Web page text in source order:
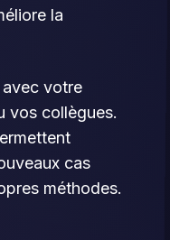
la
votre
vos collègues.
cas
méthodes.